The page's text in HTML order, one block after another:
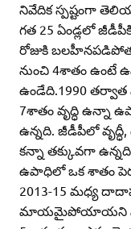
నివేదిక స్పష్టంగా
గత 25 ఏండ్లలో
రోజుకి
నుంచి 4శాతం ఉంటే
ఉండేది.1990
7శాతం వృద్ధి ఉన్నా
ఉన్నది. జీడీపీలో వృద్ధీ,
కన్నా తక్కువగా
ఉపాధిలో ఒక శాతం
2013-15 మధ్య
మాయమైపోయాయని